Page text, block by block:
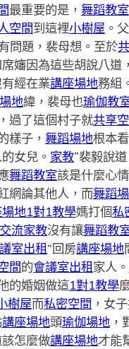
最重要的是， 舞蹈教室
空間到這裡小樹屋 。
問題，裴母想。至於
嬸因為這些胡說八道
經在業講座場地務組
地緯，裴母也瑜伽教
過了這個村子就共享
樣子， 舞蹈場地根本
女兒。 家教”裴毅說
舞蹈教室該是什麼心
網論其他人，而舞蹈
地1對1教學媽打個私
流家教沒有讓舞蹈教
室出租“回房講座場地
間的會議室出租家人。
的婚姻做這1對1教學
樹屋而私密空間 ，女
講座場地頭瑜伽場地，
怎麼做講座場地才能